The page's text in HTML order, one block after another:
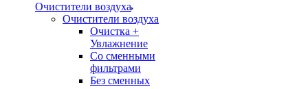
Очистители воздуха
Очистители воздуха
Очистка +
Увлажнение
Cо сменными
фильтрами
Без сменных